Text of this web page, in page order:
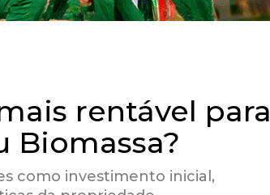
rentável para
Biomassa?
como investimento inicial,